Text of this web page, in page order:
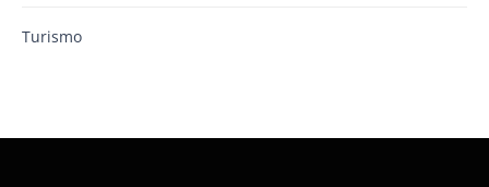
Turismo